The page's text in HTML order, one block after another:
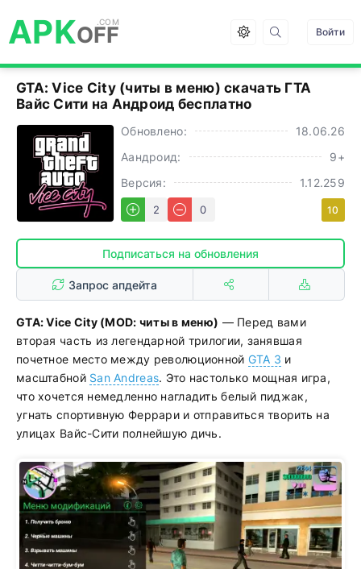
APKOFF Войти
GTA: Vice City (читы в меню) cкачать ГТА
Вайс Сити на Андроид бесплатно
Обновлено:
18.06.26
Аандроид:
9+
Версия:
1.12.259
2 0 10
Подписаться на обновления
Запрос апдейта
GTA: Vice City (MOD: читы в меню) — Перед вами
вторая часть из легендарной трилогии, занявшая
почетное место между революционной GTA 3 и
масштабной San Andreas. Это настолько мощная игра,
что хочется немедленно нагладить белый пиджак,
угнать спортивную Феррари и отправиться творить на
улицах Вайс-Сити полнейшую дичь.